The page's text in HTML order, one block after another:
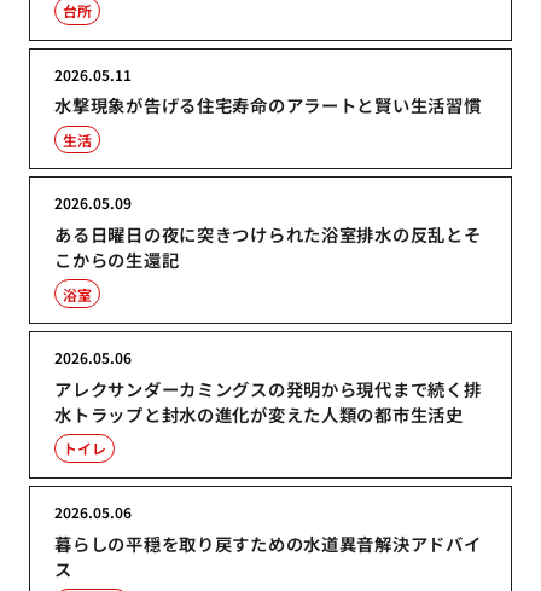
台所
水撃現象が告げる住宅寿命のアラートと賢い生活習慣
2026.05.11
生活
ある日曜日の夜に突きつけられた浴室排水の反乱とそ
こからの生還記
2026.05.09
浴室
アレクサンダーカミングスの発明から現代まで続く排
水トラップと封水の進化が変えた人類の都市生活史
2026.05.06
トイレ
暮らしの平穏を取り戻すための水道異音解決アドバイ
ス
2026.05.06